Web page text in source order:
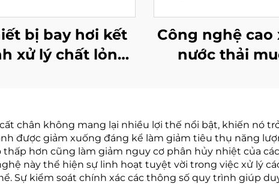
bị bay hơi kết
xử lý chất lỏng
Công nghệ cao
nước thải
nước thải
không bay
chân không mang lại nhiều lợi thế nổi bật, khiến nó
được giảm xuống đáng kể làm giảm tiêu thụ năng
hơn cũng làm giảm nguy cơ phân hủy nhiệt của
này thể hiện sự linh hoạt tuyệt vời trong việc xử lý
Sự kiểm soát chính xác các thông số quy trình giúp